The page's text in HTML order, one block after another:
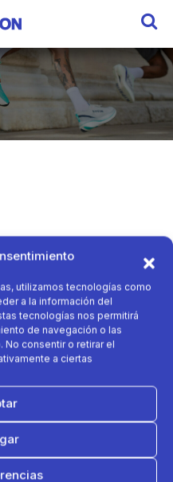
utilizamos tecnologías como
a la información del
tecnologías nos permitirá
de navegación o las
consentir o retirar el
a ciertas